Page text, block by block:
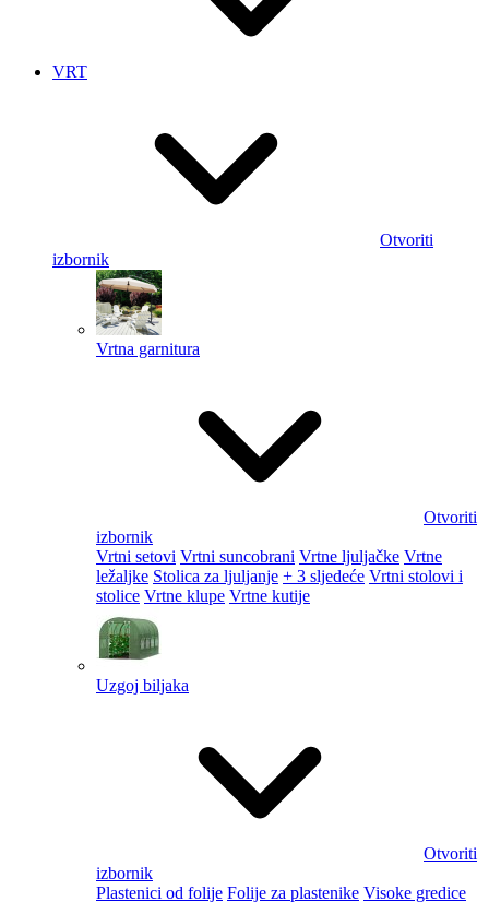
VRT
Otvoriti
izbornik
Vrtna garnitura
Otvoriti
izbornik
Vrtni setovi Vrtni suncobrani Vrtne ljuljačke Vrtne
ležaljke Stolica za ljuljanje + 3 sljedeće Vrtni stolovi i
stolice Vrtne klupe Vrtne kutije
Uzgoj biljaka
Otvoriti
izbornik
Plastenici od folije Folije za plastenike Visoke gredice